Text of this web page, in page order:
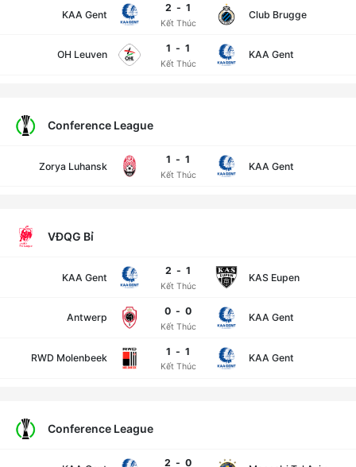
KAA Gent
Kết Thúc
2 - 1
Club Brugge
OH Leuven
Kết Thúc
1 - 1
KAA Gent
Conference League
Zorya Luhansk
Kết Thúc
1 - 1
KAA Gent
VĐQG Bỉ
KAA Gent
Kết Thúc
2 - 1
KAS Eupen
Antwerp
Kết Thúc
0 - 0
KAA Gent
RWD Molenbeek
Kết Thúc
1 - 1
KAA Gent
Conference League
2 - 0